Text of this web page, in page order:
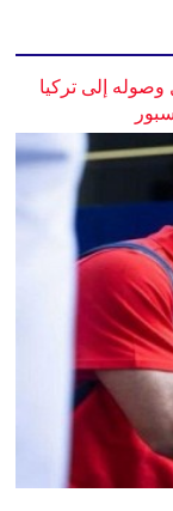
إلى تركيا